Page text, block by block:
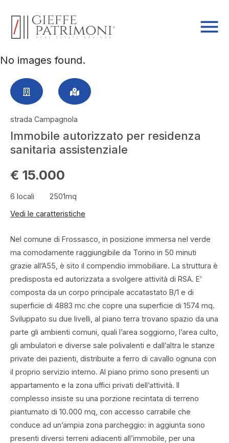
No images found.
strada Campagnola
Immobile autorizzato per residenza
sanitaria assistenziale
€ 15.000
6 locali
2501mq
Vedi le caratteristiche
Nel comune di Frossasco, in posizione immersa nel verde
ma comodamente raggiungibile da Torino in 50 minuti
grazie all’A55, è sito il compendio immobiliare. La struttura è
predisposta ed autorizzata a svolgere attività di RSA. E’
composta da un corpo principale accatastato B/1 e di
superficie di 4883 mc che copre una superficie di 1574 mq.
Sviluppato su due livelli, al piano terra trovano spazio da una
parte gli ambienti comuni, quali l’area soggiorno, l’area culto,
gli ambulatori e diverse sale polivalenti e dall’altra le stanze
private dei pazienti, distribuite a ferro di cavallo ognuna con
il proprio servizio interno. Al piano primo sono presenti un
appartamento e la zona uffici privati dell’attività. Il
complesso insiste su una porzione recintata di terreno
piantumato di 10.000 mq, con accesso carrabile che
conduce ad un’ampia zona parcheggio: in aggiunta sono
presenti diversi terreni adiacenti all’immobile, per una